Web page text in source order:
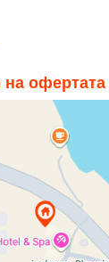
офертата